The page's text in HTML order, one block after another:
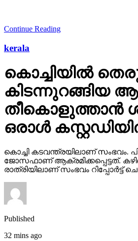
Continue Reading
kerala
കൊച്ചിയില്‍
കിടന്നുറങ്ങിയ
തീകൊളുത്താന്‍
ഒരാള്‍
കൊച്ചി കടവന്ത്രയിലാണ് സംഭവം.
ജോസഫാണ് ആക്രമിക്കപ്പെട്ടത്.
രാത്രിയിലാണ് സംഭവം റിപ്പോര്‍ട്ട്
Published
32 mins ago